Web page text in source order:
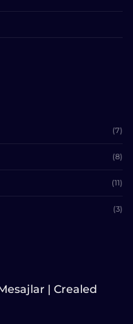
(7)
(8)
(11)
(3)
| Crealed